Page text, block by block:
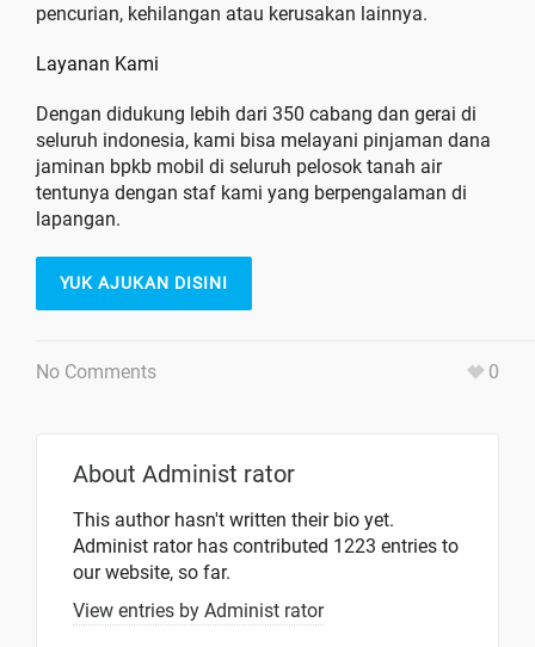
pencurian, kehilangan atau kerusakan lainnya.
Layanan Kami
Dengan didukung lebih dari 350 cabang dan gerai di
seluruh indonesia, kami bisa melayani pinjaman dana
jaminan bpkb mobil di seluruh pelosok tanah air
tentunya dengan staf kami yang berpengalaman di
lapangan.
YUK AJUKAN DISINI
No Comments 0
About Administ rator
This author hasn't written their bio yet.
Administ ratorhas contributed 1223 entries to
our website, so far.
View entries by Administ rator